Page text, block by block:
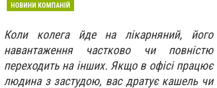
НОВИНИ КОМПАНІЙ
Коли колега йде на лікарняний, його
навантаження частково чи повністю
переходить на інших. Якщо в офісі працює
людина з застудою, вас дратує кашель чи